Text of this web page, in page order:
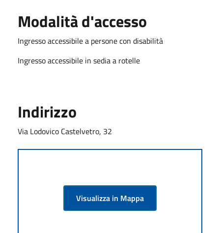
Modalità d'accesso
Ingresso accessibile a persone con disabilità
Ingresso accessibile in sedia a rotelle
Indirizzo
Via Lodovico Castelvetro, 32
Visualizza in Mappa